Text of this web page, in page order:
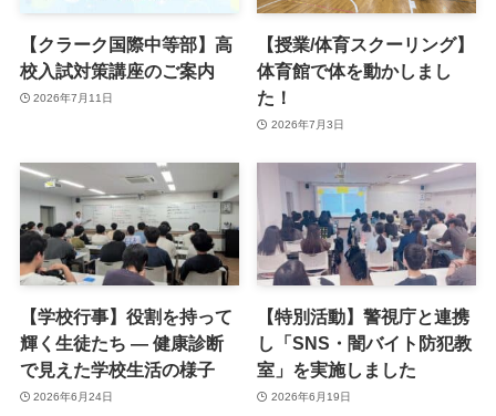
【クラーク国際中等部】高
校入試対策講座のご案内
2026年7月11日
【授業/体育スクーリング】
体育館で体を動かしまし
た！
2026年7月3日
【学校行事】役割を持って
輝く生徒たち ― 健康診断
で見えた学校生活の様子
2026年6月24日
【特別活動】警視庁と連携
し「SNS・闇バイト防犯教
室」を実施しました
2026年6月19日